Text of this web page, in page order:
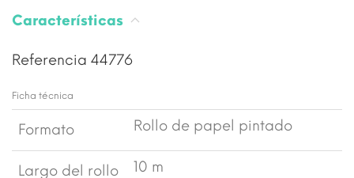
Características
Referencia 44776
Ficha técnica
Formato Rollo de papel pintado
Largo del rollo 10 m